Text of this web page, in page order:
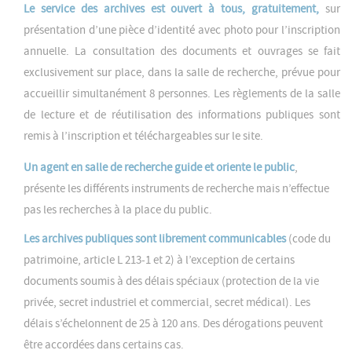
Le service des archives est ouvert à tous, gratuitement, sur
présentation d’une pièce d’identité avec photo pour l’inscription
annuelle. La consultation des documents et ouvrages se fait
exclusivement sur place, dans la salle de recherche, prévue pour
accueillir simultanément 8 personnes. Les règlements de la salle
de lecture et de réutilisation des informations publiques sont
remis à l’inscription et téléchargeables sur le site.
Un agent en salle de recherche guide et oriente le public,
présente les différents instruments de recherche mais n’effectue
pas les recherches à la place du public.
Les archives publiques sont librement communicables(code du
patrimoine, article L 213-1 et 2) à l’exception de certains
documents soumis à des délais spéciaux (protection de la vie
privée, secret industriel et commercial, secret médical). Les
délais s’échelonnent de 25 à 120 ans. Des dérogations peuvent
être accordées dans certains cas.